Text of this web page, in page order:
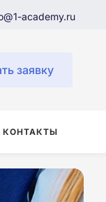
academy.ru
заявку
КОНТАКТЫ